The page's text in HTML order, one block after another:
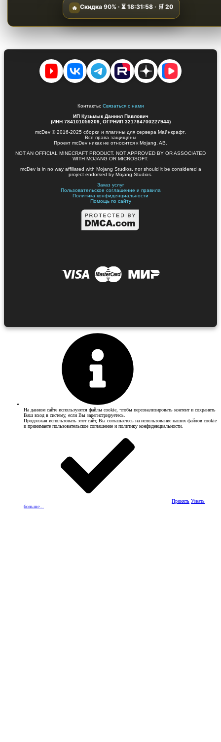
🔥 Скидка90% · ⏳18:31:57· 🛒 20
Контакты: Связаться с нами
ИП Кузьмык Даниил Павлович
(ИНН 784101059209, ОГРНИП 321784700227944)
mcDev © 2016-2025 сборки и плагины для сервера Майнкрафт.
Все права защищены
Проект mcDev никак не относится к Mojang, AB.
NOT AN OFFICIAL MINECRAFT PRODUCT. NOT APPROVED BY OR ASSOCIATED
WITH MOJANG OR MICROSOFT.
mcDev is in no way affiliated with Mojang Studios, nor should it be considered a
project endorsed by Mojang Studios.
Заказ услуг
Пользовательское соглашение и правила
Политика конфиденциальности
Помощь по сайту
На данном сайте используются файлы cookie, чтобы персонализировать контент и сохранить
Ваш вход в систему, если Вы зарегистрируетесь.
Продолжая использовать этот сайт, Вы соглашаетесь на использование наших файлов cookie
и принимаете пользовательское соглашение и политику конфиденциальности.
Принять Узнать
больше...